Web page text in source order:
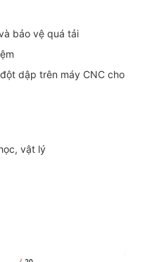
bảo vệ quá tải
dập trên máy CNC cho
vật lý